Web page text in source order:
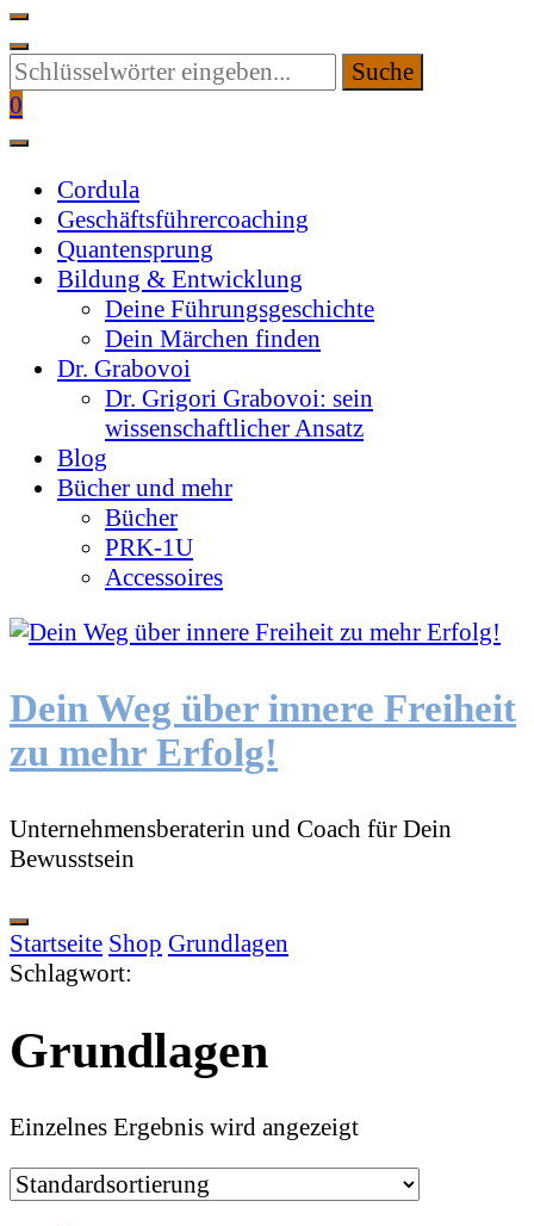
Suchen
Sie
etwas?
0
Cordula
Geschäftsführercoaching
Quantensprung
Bildung & Entwicklung
Deine Führungsgeschichte
Dein Märchen finden
Dr. Grabovoi
Dr. Grigori Grabovoi: sein
wissenschaftlicher Ansatz
Blog
Bücher und mehr
Bücher
PRK-1U
Accessoires
Dein Weg über innere Freiheit
zu mehr Erfolg!
Unternehmensberaterin und Coach für Dein
Bewusstsein
Startseite Shop Grundlagen
Schlagwort:
Grundlagen
Einzelnes Ergebnis wird angezeigt